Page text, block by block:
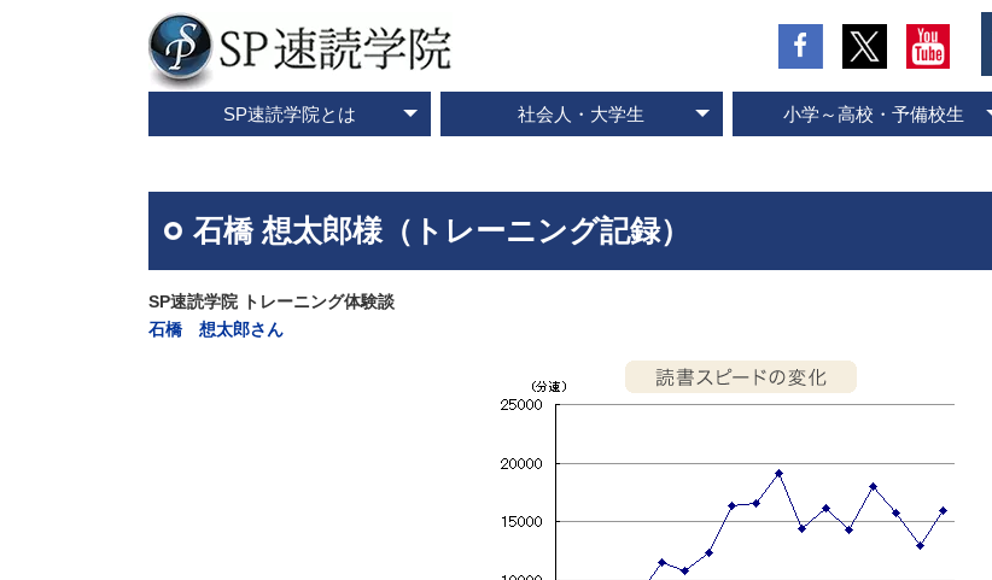
SP速読学院とは 社会人・大学生 小学～高校・予備校生
石橋 想太郎様（トレーニング記録）
SP速読学院 トレーニング体験談
石橋 想太郎さん